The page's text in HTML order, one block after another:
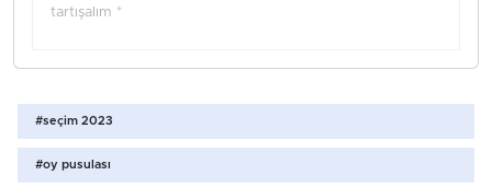
tartışalım *
#seçim 2023
#oy pusulası